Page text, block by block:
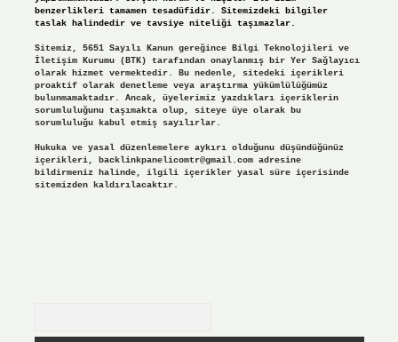
benzerlikleri tamamen tesadüfidir. Sitemizdeki bilgiler
taslak halindedir ve tavsiye niteliği taşımazlar.
Sitemiz, 5651 Sayılı Kanun gereğince Bilgi Teknolojileri ve
İletişim Kurumu (BTK) tarafından onaylanmış bir Yer Sağlayıcı
olarak hizmet vermektedir. Bu nedenle, sitedeki içerikleri
proaktif olarak denetleme veya araştırma yükümlülüğümüz
bulunmamaktadır. Ancak, üyelerimiz yazdıkları içeriklerin
sorumluluğunu taşımakta olup, siteye üye olarak bu
sorumluluğu kabul etmiş sayılırlar.
Hukuka ve yasal düzenlemelere aykırı olduğunu düşündüğünüz
içerikleri, backlinkpanelicomtr@gmail.comadresine
bildirmeniz halinde, ilgili içerikler yasal süre içerisinde
sitemizden kaldırılacaktır.